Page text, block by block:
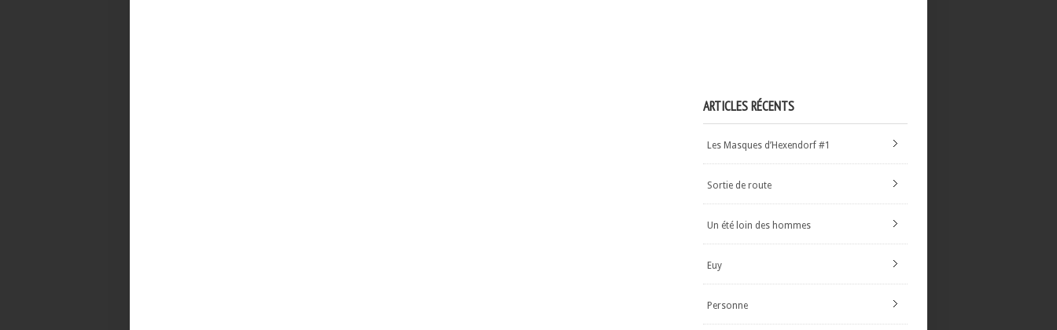
ARTICLES RÉCENTS
Les Masques d’Hexendorf #1
Sortie de route
Un été loin des hommes
Euy
Personne